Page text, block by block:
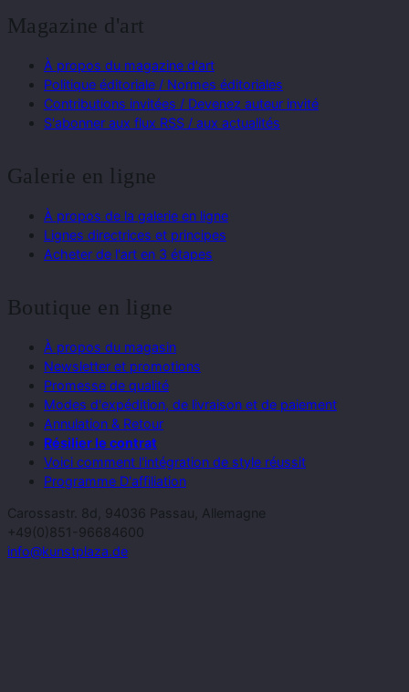
Magazine d'art
À propos du magazine d'art
Politique éditoriale / Normes éditoriales
Contributions invitées / Devenez auteur invité
S'abonner aux flux RSS / aux actualités
Galerie en ligne
À propos de la galerie en ligne
Lignes directrices et principes
Acheter de l'art en 3 étapes
Boutique en ligne
À propos du magasin
Newsletter et promotions
Promesse de qualité
Modes d'expédition, de livraison et de paiement
Annulation & Retour
Résilier le contrat
Voici comment l'intégration de style réussit
Programme D'affiliation
Carossastr. 8d, 94036 Passau, Allemagne
+49(0)851-96684600
info@kunstplaza.de